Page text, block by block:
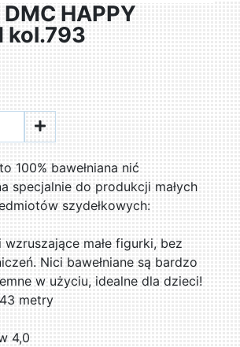
HAPPY
kol.793
100% bawełniana nić
specjalnie do produkcji małych
szydełkowych:
małe figurki, bez
Nici bawełniane są bardzo
w użyciu, idealne dla dzieci!
metry
4,0